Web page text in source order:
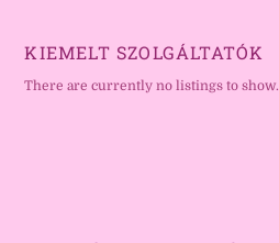
KIEMELT SZOLGÁLTATÓK
There are currently no listings to show.